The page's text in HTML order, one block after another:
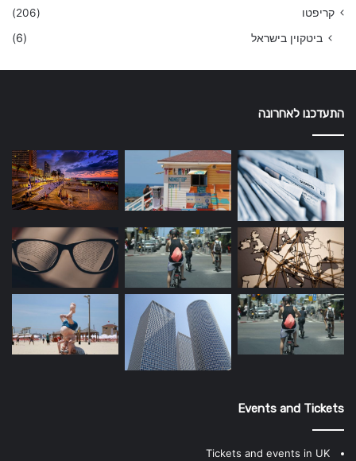
קריפטו
(206)
ביטקוין בישראל (6)
התעדכנו לאחרונה
Events and Tickets
Tickets and events in UK